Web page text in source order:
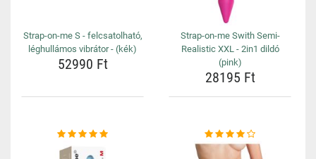
Strap-on-me S - felcsatolható,
léghullámos vibrátor - (kék)
52990 Ft
Strap-on-me Swith Semi-
Realistic XXL - 2in1 dildó
(pink)
28195 Ft